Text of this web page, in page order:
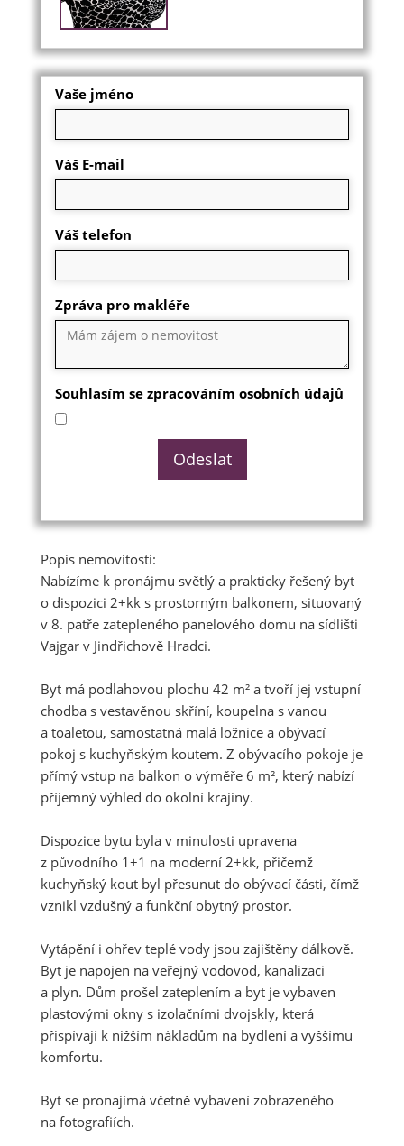
Vaše jméno
Váš E-mail
Váš telefon
Zpráva pro makléře
Souhlasím se zpracováním osobních údajů
Popis nemovitosti:
Nabízíme k pronájmu světlý a prakticky řešený byt
o dispozici 2+kk s prostorným balkonem, situovaný
v 8. patře zatepleného panelového domu na sídlišti
Vajgar v Jindřichově Hradci.
Byt má podlahovou plochu 42 m² a tvoří jej vstupní
chodba s vestavěnou skříní, koupelna s vanou
a toaletou, samostatná malá ložnice a obývací
pokoj s kuchyňským koutem. Z obývacího pokoje je
přímý vstup na balkon o výměře 6 m², který nabízí
příjemný výhled do okolní krajiny.
Dispozice bytu byla v minulosti upravena
z původního 1+1 na moderní 2+kk, přičemž
kuchyňský kout byl přesunut do obývací části, čímž
vznikl vzdušný a funkční obytný prostor.
Vytápění i ohřev teplé vody jsou zajištěny dálkově.
Byt je napojen na veřejný vodovod, kanalizaci
a plyn. Dům prošel zateplením a byt je vybaven
plastovými okny s izolačními dvojskly, která
přispívají k nižším nákladům na bydlení a vyššímu
komfortu.
Byt se pronajímá včetně vybavení zobrazeného
na fotografiích.